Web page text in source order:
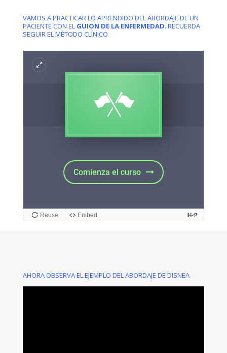
VAMOS A PRACTICAR LO APRENDIDO DEL ABORDAJE DE UN
PACIENTE CON EL GUION DE LA ENFERMEDAD. RECUERDA
SEGUIR EL MÉTODO CLÍNICO
AHORA OBSERVA EL EJEMPLO DEL ABORDAJE DE DISNEA